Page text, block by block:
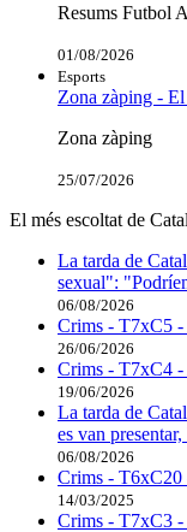
Resums Futbol
01/08/2026
Esports
Zona zàping -
Zona zàping
25/07/2026
El més escoltat de
La tarda de
sexual":
06/08/2026
Crims - T7xC5 -
26/06/2026
Crims - T7xC4 -
19/06/2026
La tarda de
es van
06/08/2026
Crims -
14/03/2025
Crims - T7xC3